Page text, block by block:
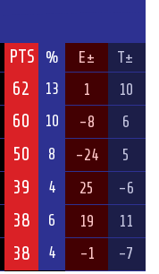
PTS % E± T±
62 13 1 10
60 10 -8 6
50 8 -24 5
39 4 25 -6
38 6 19 11
38 4 -1 -7